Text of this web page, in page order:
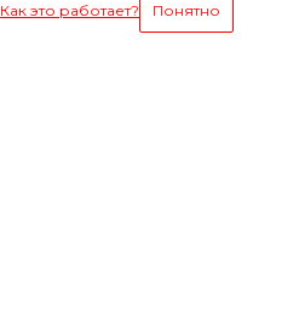
Как это работает? Понятно